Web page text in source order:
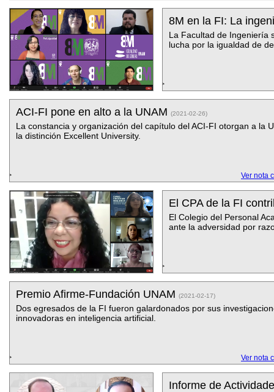
8M en la FI: La
La Facultad de Ingenierí­a
lucha por la igualdad de
ACI-FI pone en alto a la UNAM (2021-02-26)
La constancia y organización del capí­tulo del ACI-FI otorgan a la
la distinción Excellent University.
Ver nota
El CPA de la FI
El Colegio del Personal
ante la adversidad por
Premio Afirme-Fundación UNAM (2021-02-17)
Dos egresados de la FI fueron galardonados por sus
innovadoras en inteligencia artificial.
Ver nota
Informe de